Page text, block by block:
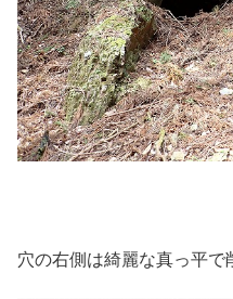
穴の右側は綺麗な真っ平で